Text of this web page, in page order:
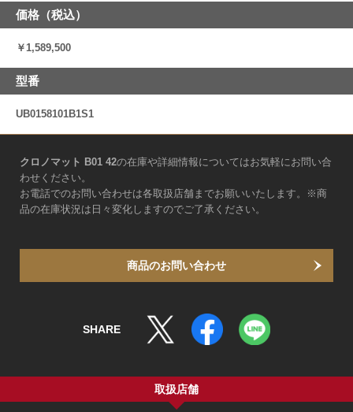
価格（税込）
￥1,589,500
型番
UB0158101B1S1
クロノマット B01 42の在庫や詳細情報についてはお気軽にお問い合
わせください。
お電話でのお問い合わせは各取扱店舗までお願いいたします。※商
品の在庫状況は日々変化しますのでご了承ください。
商品のお問い合わせ
SHARE
取扱店舗